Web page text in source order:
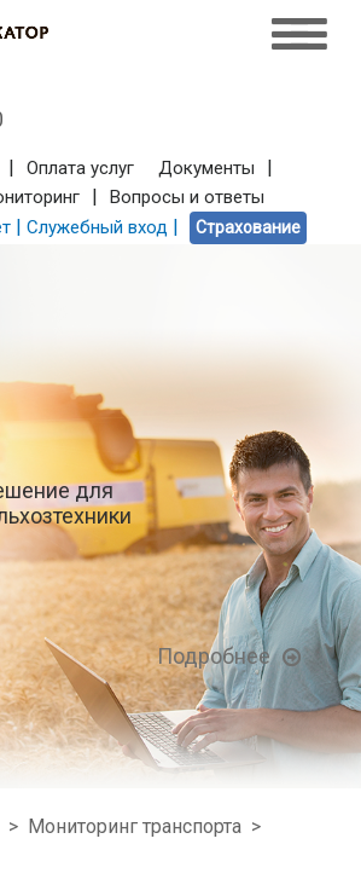
| Оплата услуг Документы |
|
Вопросы и ответы
| Служебный вход | Страхование
для
Подробнее
> Мониторинг транспорта >